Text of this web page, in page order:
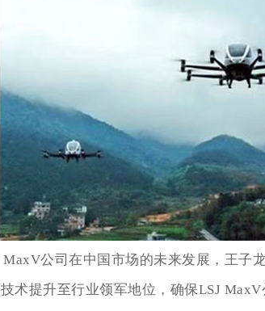
MaxV公司在中国市场的未来发展，王子
术提升至行业领军地位，确保LSJ